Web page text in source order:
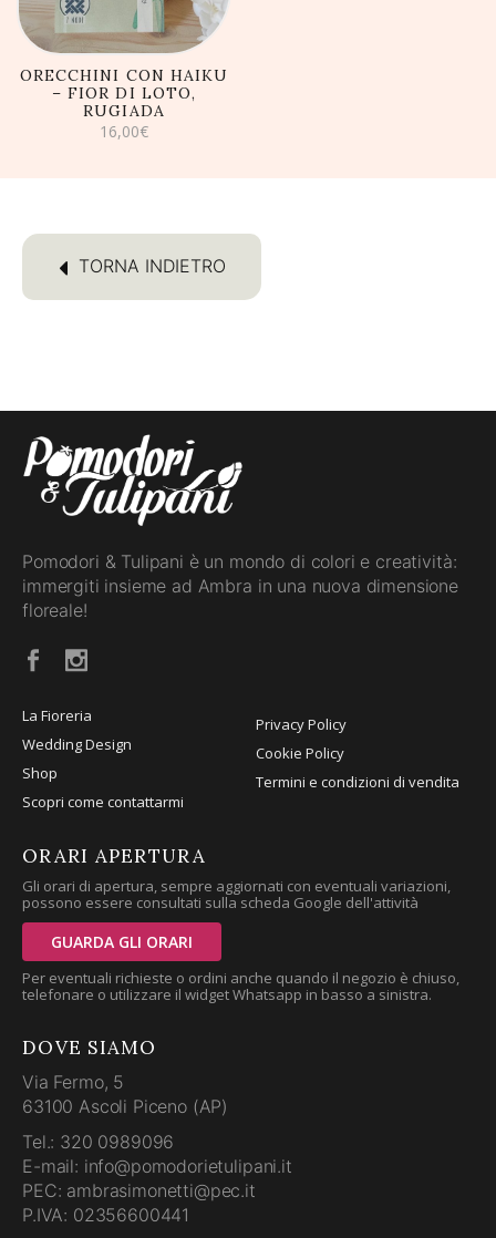
ORECCHINI CON HAIKU
– FIOR DI LOTO,
RUGIADA
16,00€
TORNA INDIETRO
Pomodori & Tulipani è un mondo di colori e creatività:
immergiti insieme ad Ambra in una nuova dimensione
floreale!
La Fioreria
Wedding Design
Shop
Scopri come contattarmi
Privacy Policy
Cookie Policy
Termini e condizioni di vendita
ORARI APERTURA
Gli orari di apertura, sempre aggiornati con eventuali variazioni,
possono essere consultati sulla scheda Google dell'attività
GUARDA GLI ORARI
Per eventuali richieste o ordini anche quando il negozio è chiuso,
telefonare o utilizzare il widget Whatsapp in basso a sinistra.
DOVE SIAMO
Via Fermo, 5
63100 Ascoli Piceno (AP)
Tel.: 320 0989096
E-mail: info@pomodorietulipani.it
PEC: ambrasimonetti@pec.it
P.IVA: 02356600441